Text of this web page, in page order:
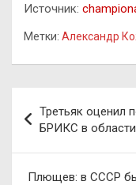
Источник:
Метки: Александр
по
записям
Третьяк оценил
БРИКС в
Плющев: в СССР